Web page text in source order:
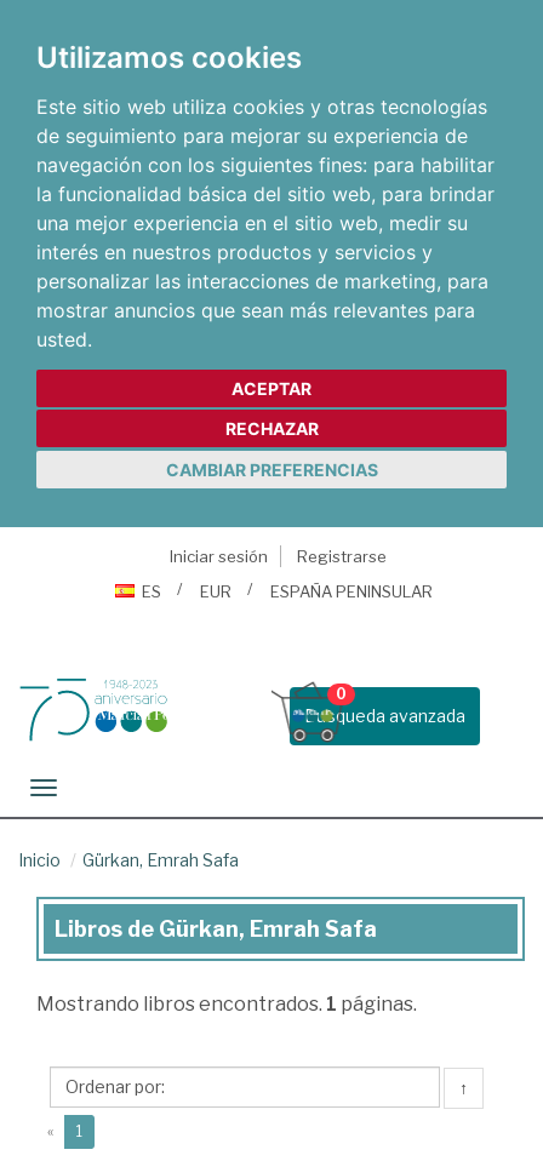
Utilizamos cookies
Este sitio web utiliza cookies y otras tecnologías
de seguimiento para mejorar su experiencia de
navegación con los siguientes fines: para habilitar
la funcionalidad básica del sitio web, para brindar
una mejor experiencia en el sitio web, medir su
interés en nuestros productos y servicios y
personalizar las interacciones de marketing, para
mostrar anuncios que sean más relevantes para
usted.
ACEPTAR
RECHAZAR
CAMBIAR PREFERENCIAS
Iniciar sesión
Registrarse
ES
EUR ESPAÑA PENINSULAR
Busqueda avanzada
0
Toggle navigation
Inicio Gürkan, Emrah Safa
Libros
Gürkan,
Safa
Libros de Gürkan, Emrah Safa
Mostrando libros encontrados. 1 páginas.
↑
« 1